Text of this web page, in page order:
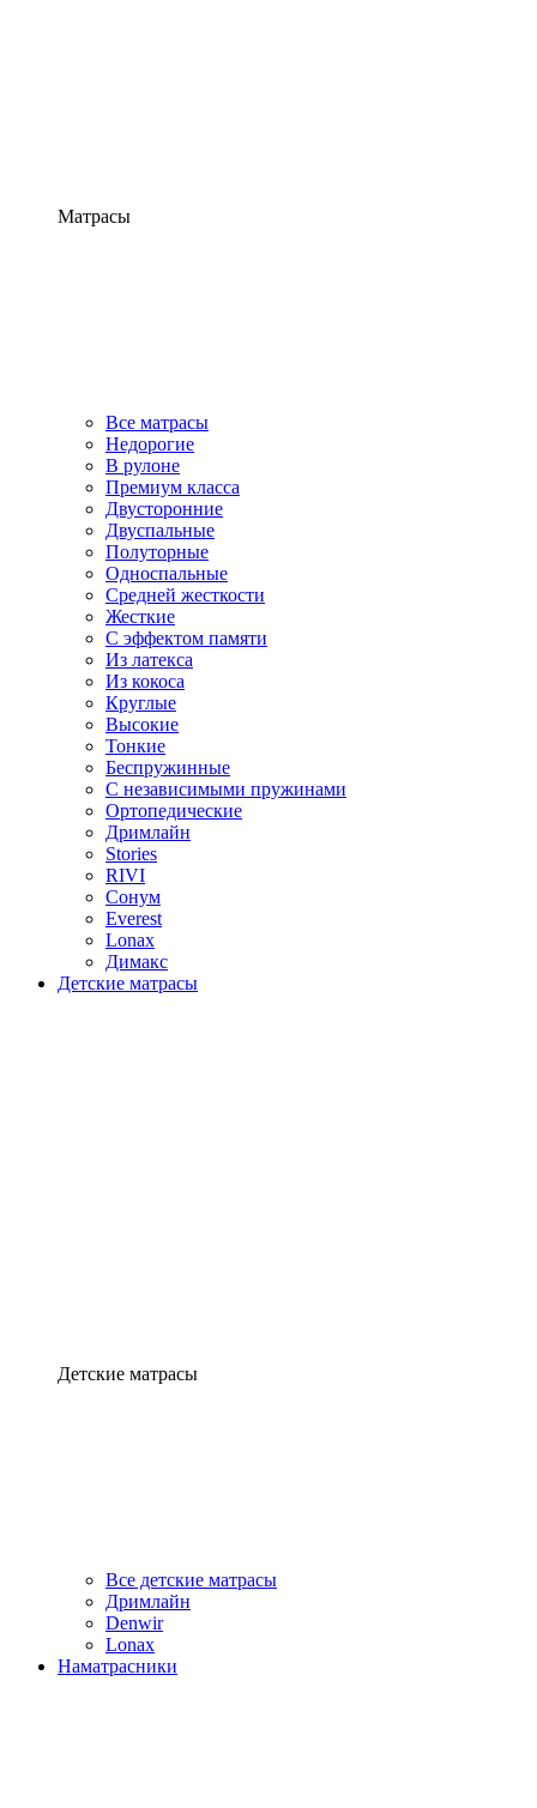
Матрасы
Все матрасы
Недорогие
В рулоне
Премиум класса
Двусторонние
Двуспальные
Полуторные
Односпальные
Средней жесткости
Жесткие
С эффектом памяти
Из латекса
Из кокоса
Круглые
Высокие
Тонкие
Беспружинные
С независимыми пружинами
Ортопедические
Дримлайн
Stories
RIVI
Сонум
Everest
Lonax
Димакс
Детские матрасы
Детские матрасы
Все детские матрасы
Дримлайн
Denwir
Lonax
Наматрасники